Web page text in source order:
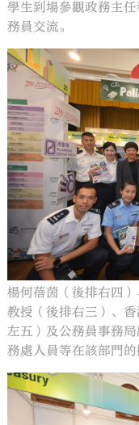
學生到場參觀政務主
務員交流。
楊何蓓茵（後排右四
教授（後排右三）、
左五）及公務員事務
務處人員等在該部門的